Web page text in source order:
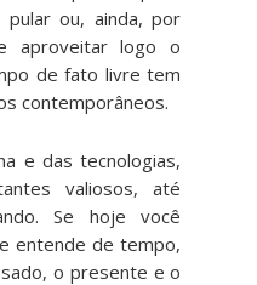
ou, ainda, por
aproveitar logo o
de fato livre tem
contemporâneos.
e das tecnologias,
valiosos, até
Se hoje você
entende de tempo,
o presente e o